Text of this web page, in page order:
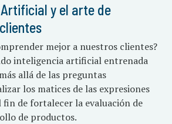
y el arte de
mejor a nuestros clientes?
inteligencia artificial entrenada
allá de las preguntas
los matices de las expresiones
fin de fortalecer la evaluación de
de productos.